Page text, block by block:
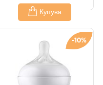
Купува
-10%